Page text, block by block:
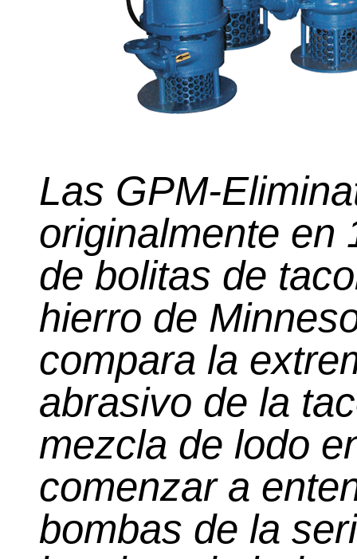
Las GPM-
originalmente en
de bolitas de
hierro de
compara la
abrasivo de la
mezcla de lodo
comenzar a
bombas de la